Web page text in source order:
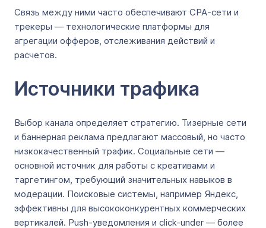
Связь между ними часто обеспечивают CPA-сети и
трекеры — технологические платформы для
агрегации офферов, отслеживания действий и
расчетов.
Источники трафика
Выбор канала определяет стратегию. Тизерные сети
и баннерная реклама предлагают массовый, но часто
низкокачественный трафик. Социальные сети —
основной источник для работы с креативами и
таргетингом, требующий значительных навыков в
модерации. Поисковые системы, например Яндекс,
эффективны для высококонкурентных коммерческих
вертикалей. Push-уведомления и click-under — более